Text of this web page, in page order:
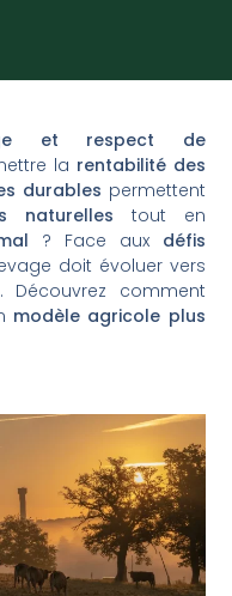
et respect de
la rentabilité des
durables permettent
naturelles tout en
? Face aux défis
doit évoluer vers
Découvrez comment
modèle agricole plus